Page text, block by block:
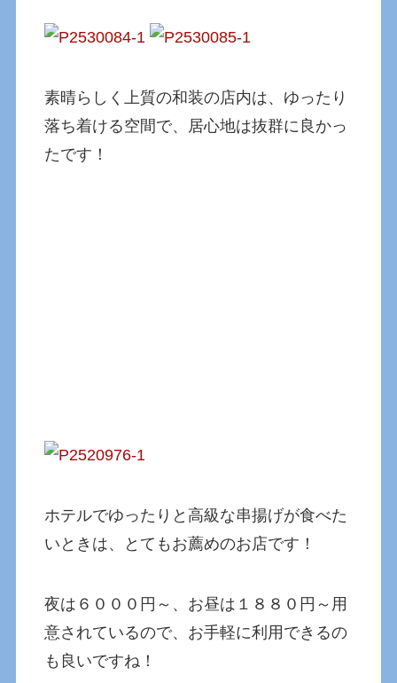
素晴らしく上質の和装の店内は、ゆったり
落ち着ける空間で、居心地は抜群に良かっ
たです！
ホテルでゆったりと高級な串揚げが食べた
いときは、とてもお薦めのお店です！
夜は６０００円～、お昼は１８８０円～用
意されているので、お手軽に利用できるの
も良いですね！